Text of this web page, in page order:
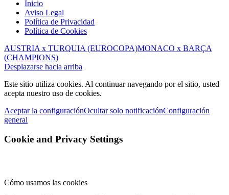
Inicio
Aviso Legal
Política de Privacidad
Política de Cookies
AUSTRIA x TURQUIA (EUROCOPA)MONACO x BARÇA
(CHAMPIONS)
Desplazarse hacia arriba
Este sitio utiliza cookies. Al continuar navegando por el sitio, usted
acepta nuestro uso de cookies.
Aceptar la configuraciónOcultar solo notificaciónConfiguración
general
Cookie and Privacy Settings
Cómo usamos las cookies